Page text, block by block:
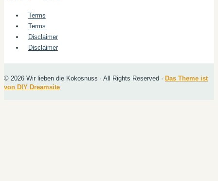
Terms
Terms
Disclaimer
Disclaimer
© 2026 Wir lieben die Kokosnuss · All Rights Reserved · Das Theme ist
von DIY Dreamsite